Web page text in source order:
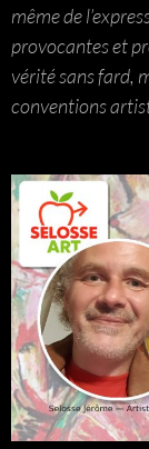
même de
provocantes et
vérité sans fard,
conventions